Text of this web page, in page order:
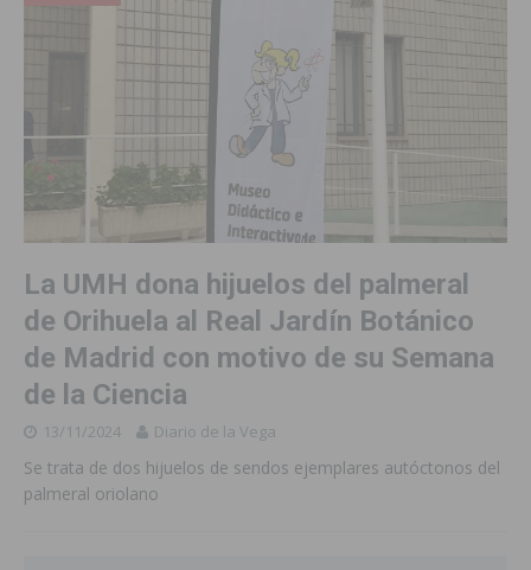
La UMH dona hijuelos del palmeral
de Orihuela al Real Jardín Botánico
de Madrid con motivo de su Semana
de la Ciencia
13/11/2024 Diario de la Vega
Se trata de dos hijuelos de sendos ejemplares autóctonos del
palmeral oriolano